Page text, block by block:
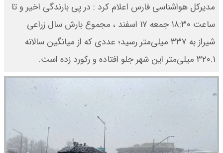
مدیرکل هواشناسی فارس اعلام کرد : در پی بارندگی اخیر و تا
ساعت ۱۸:۳۰ جمعه ۱۷ اسفند ، مجموع بارش سال زراعی
شیراز به ۳۳۷ میلی‌متر رسید؛ عددی که از میانگین سالانه
۳۲۰.۱ میلی‌متر این شهر جلو افتاده و رکورد زده است.